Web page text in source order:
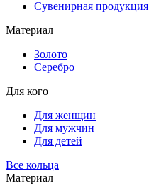
Сувенирная продукция
Материал
Золото
Серебро
Для кого
Для женщин
Для мужчин
Для детей
Все кольца
Материал